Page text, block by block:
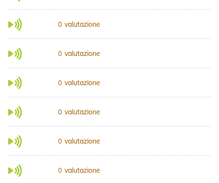
0 valutazione
0 valutazione
0 valutazione
0 valutazione
0 valutazione
0 valutazione